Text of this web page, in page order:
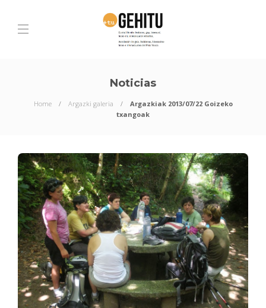
Noticias
Home Argazki galeria
Argazkiak 2013/07/22 Goizeko
txangoak